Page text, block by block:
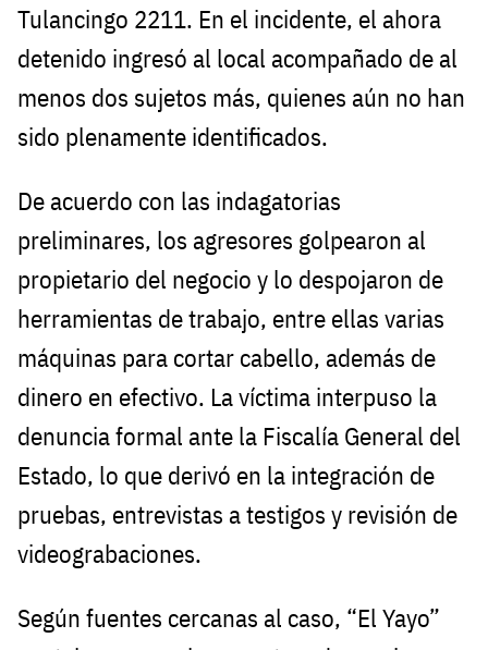
Tulancingo 2211. En el incidente, el ahora
detenido ingresó al local acompañado de al
menos dos sujetos más, quienes aún no han
sido plenamente identificados.
De acuerdo con las indagatorias
preliminares, los agresores golpearon al
propietario del negocio y lo despojaron de
herramientas de trabajo, entre ellas varias
máquinas para cortar cabello, además de
dinero en efectivo. La víctima interpuso la
denuncia formal ante la Fiscalía General del
Estado, lo que derivó en la integración de
pruebas, entrevistas a testigos y revisión de
videograbaciones.
Según fuentes cercanas al caso, “El Yayo”